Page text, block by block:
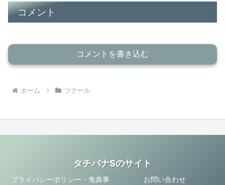
コメント
コメントを書き込む
ホーム ツクール
タチバナSのサイト
プライバシーポリシー・免責事
お問い合わせ